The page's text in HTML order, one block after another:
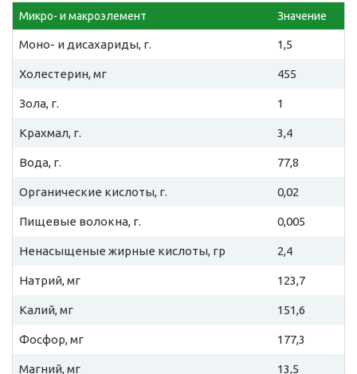
Микро- и макроэлемент Значение
Моно- и дисахариды, г. 1,5
Холестерин, мг 455
Зола, г. 1
Крахмал, г. 3,4
Вода, г. 77,8
Органические кислоты, г. 0,02
Пищевые волокна, г. 0,005
Ненасыщеные жирные кислоты, гр 2,4
Натрий, мг 123,7
Калий, мг 151,6
Фосфор, мг 177,3
Магний, мг 13,5